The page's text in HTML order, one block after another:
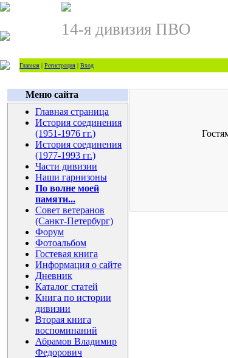
14-я дивизия ПВО
Главная | Регистрация | Вход
Меню сайта
Главная страница
История соединения
(1951-1976 гг.)
История соединения
(1977-1993 гг.)
Части дивизии
Наши гарнизоны
По волне моей
памяти...
Совет ветеранов
(Санкт-Петербург)
Форум
Фотоальбом
Гостевая книга
Информация о сайте
Дневник
Каталог статей
Книга по истории
дивизии
Вторая книга
воспоминаний
Абрамов Владимир
Федорович